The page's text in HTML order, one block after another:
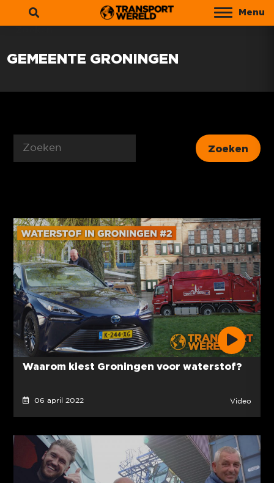
Menu
GEMEENTE GRONINGEN
Waarom kiest Groningen voor waterstof?
06 april 2022 Video